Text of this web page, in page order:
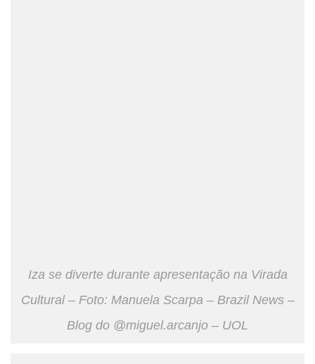
Iza se diverte durante apresentação na Virada
Cultural – Foto: Manuela Scarpa – Brazil News –
Blog do @miguel.arcanjo – UOL